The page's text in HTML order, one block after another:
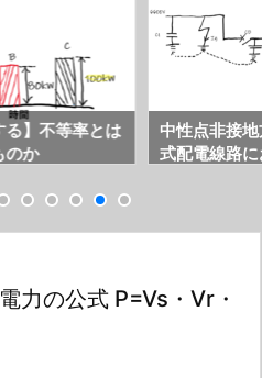
る】不等率とは
のか
中性点非接
式配電線路
力の公式 P=Vs・Vr・